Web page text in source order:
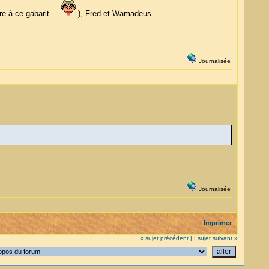
à ce gabarit... ), Fred et Wamadeus.
Journalisée
Journalisée
Imprimer
« sujet précédent | | sujet suivant »